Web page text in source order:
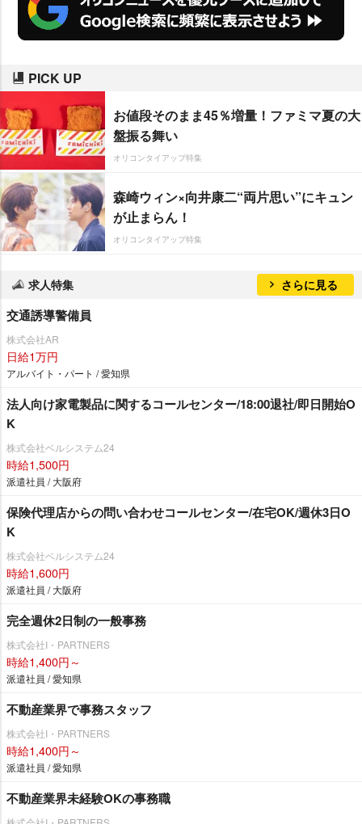
PICK UP
お値段そのまま45％増量！ファミマ夏の大
盤振る舞い
オリコンタイアップ特集
森崎ウィン×向井康二“両片思い”にキュン
が止まらん！
オリコンタイアップ特集
求人特集 さらに見る
交通誘導警備員
株式会社AR
日給1万円
アルバイト・パート / 愛知県
法人向け家電製品に関するコールセンター/18:00退社/即日開始O
K
株式会社ベルシステム24
時給1,500円
派遣社員 / 大阪府
保険代理店からの問い合わせコールセンター/在宅OK/週休3日O
K
株式会社ベルシステム24
時給1,600円
派遣社員 / 大阪府
完全週休2日制の一般事務
株式会社I・PARTNERS
時給1,400円～
派遣社員 / 愛知県
不動産業界で事務スタッフ
株式会社I・PARTNERS
時給1,400円～
派遣社員 / 愛知県
不動産業界未経験OKの事務職